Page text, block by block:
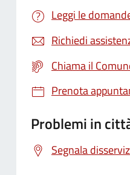
Leggi le
Richiedi
Chiama il
Prenota
Problemi in
Segnala